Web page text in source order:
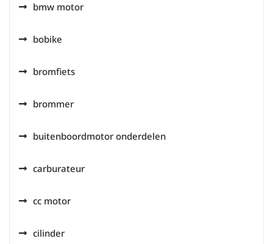
bmw motor
bobike
bromfiets
brommer
buitenboordmotor onderdelen
carburateur
cc motor
cilinder